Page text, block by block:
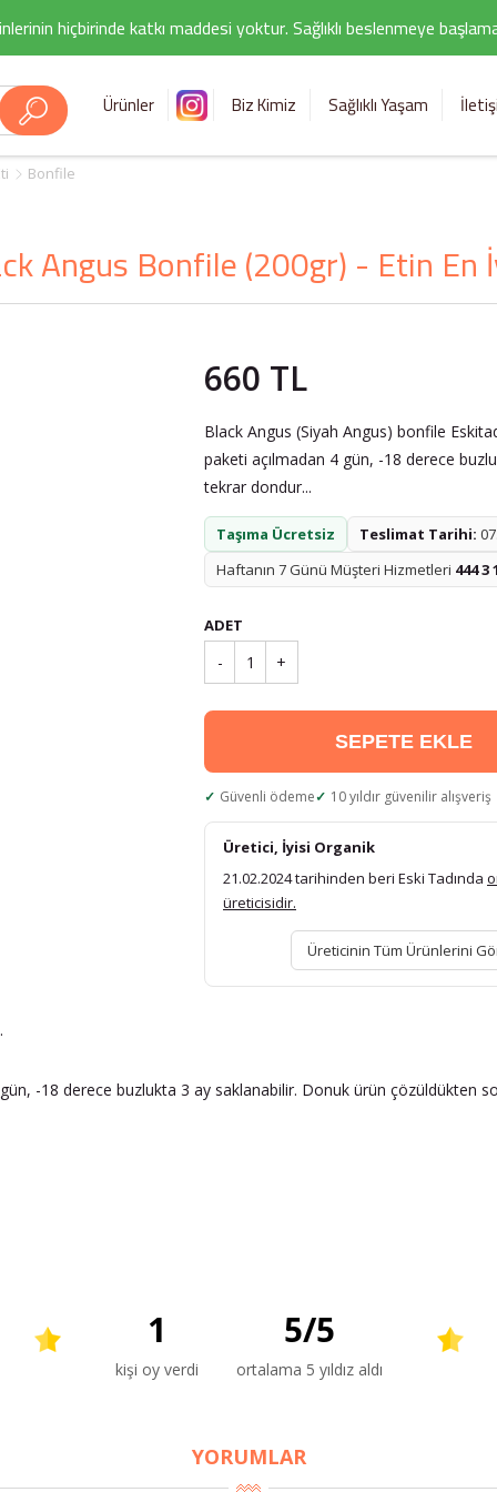
hiçbirinde katkı maddesi yoktur. Sağlıklı beslenmeye
Ürünler Biz Kimiz Sağlıklı Yaşam
Bonfile
Angus Bonfile (200gr) - Etin En
660 TL
Black Angus (Siyah Angus) bonfile
paketi açılmadan 4 gün, -18 derece
tekrar dondur...
Taşıma Ücretsiz Teslimat Tarihi:
Haftanın 7 Günü Müşteri Hizmetleri 444 3
ADET
- 1 +
SEPETE EKLE
Güvenli ödeme 10 yıldır güvenilir alışveriş
Üretici, İyisi Organik
21.02.2024 tarihinden beri Eski Tadında
üreticisidir.
Üreticinin Tüm Ürünlerini
-18 derece buzlukta 3 ay saklanabilir. Donuk ürün çözüldükten
1
kişi oy verdi
5/5
ortalama 5 yıldız aldı
YORUMLAR